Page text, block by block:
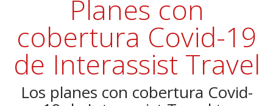
Planes con
cobertura Covid-19
de Interassist Travel
Los planes con cobertura Covid-